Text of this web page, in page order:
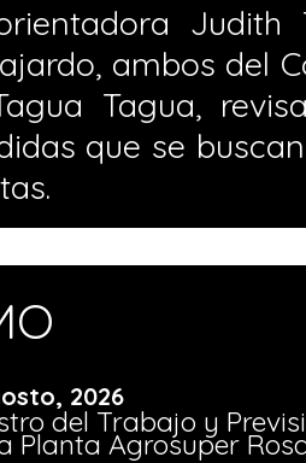
Judith
ambos del
Tagua,
que se
2026
del Trabajo y
Planta Agrosuper